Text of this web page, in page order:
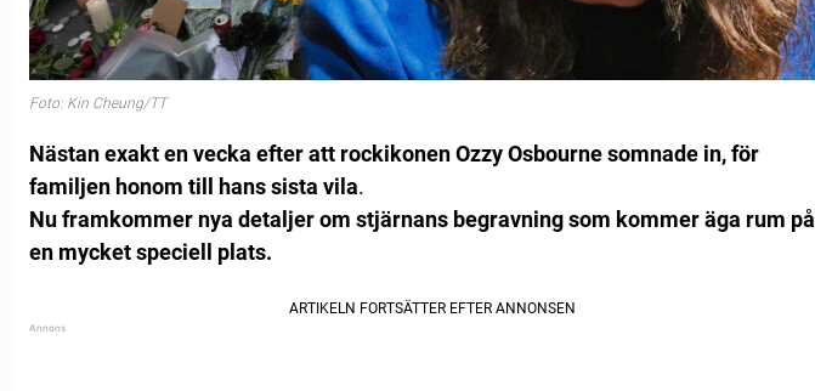
Foto: Kin Cheung/TT
Nästan exakt en vecka efter att rockikonen Ozzy Osbourne somnade in, för
familjen honom till hans sista vila.
Nu framkommer nya detaljer om stjärnans begravning som kommer äga rum på
en mycket speciell plats.